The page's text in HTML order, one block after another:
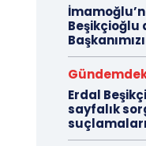
Beşikçioğlu
Erdal
sayfalık